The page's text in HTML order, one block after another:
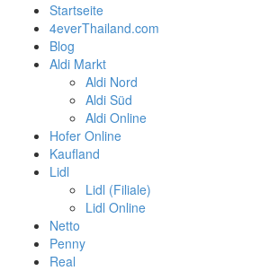
Startseite
4everThailand.com
Blog
Aldi Markt
Aldi Nord
Aldi Süd
Aldi Online
Hofer Online
Kaufland
Lidl
Lidl (Filiale)
Lidl Online
Netto
Penny
Real